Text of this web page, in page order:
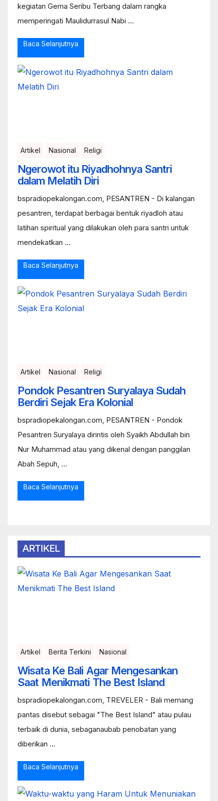
kegiatan Gema Seribu Terbang dalam rangka
memperingati Maulidurrasul Nabi ...
Baca Selanjutnya
Artikel Nasional Religi
Ngerowot itu Riyadhohnya Santri
dalam Melatih Diri
bspradiopekalongan.com, PESANTREN - Di kalangan
pesantren, terdapat berbagai bentuk riyadloh atau
latihan spiritual yang dilakukan oleh para santri untuk
mendekatkan ...
Baca Selanjutnya
Artikel Nasional Religi
Pondok Pesantren Suryalaya Sudah
Berdiri Sejak Era Kolonial
bspradiopekalongan.com, PESANTREN - Pondok
Pesantren Suryalaya dirintis oleh Syaikh Abdullah bin
Nur Muhammad atau yang dikenal dengan panggilan
Abah Sepuh, ...
Baca Selanjutnya
ARTIKEL
Artikel Berita Terkini Nasional
Wisata Ke Bali Agar Mengesankan
Saat Menikmati The Best Island
bspradiopekalongan.com, TREVELER - Bali memang
pantas disebut sebagai "The Best Island" atau pulau
terbaik di dunia, sebaganaubab penobatan yang
diberikan ...
Baca Selanjutnya